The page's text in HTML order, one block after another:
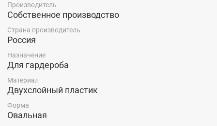
Производитель
Собственное производство
Страна производитель
Россия
Назначение
Для гардероба
Материал
Двухслойный пластик
Форма
Овальная